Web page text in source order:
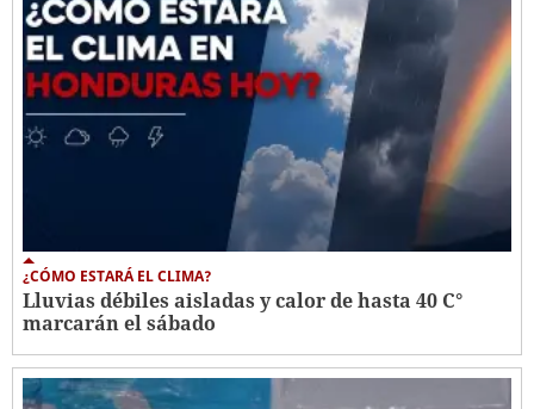
¿CÓMO ESTARÁ EL CLIMA?
Lluvias débiles aisladas y calor de hasta 40 C°
marcarán el sábado